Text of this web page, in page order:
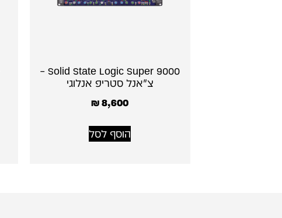
Solid State Logic Super 9000 –
צ׳אנל סטריפ אנלוגי
₪8,600
הוסף לסל